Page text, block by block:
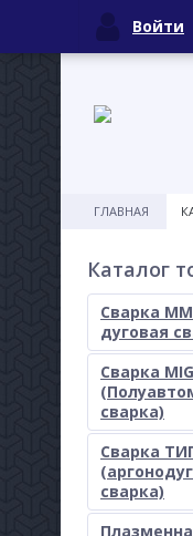
ГЛАВНАЯ
Каталог
Сварка
дуговая
Сварка
сварка)
Сварка
сварка)
Войти